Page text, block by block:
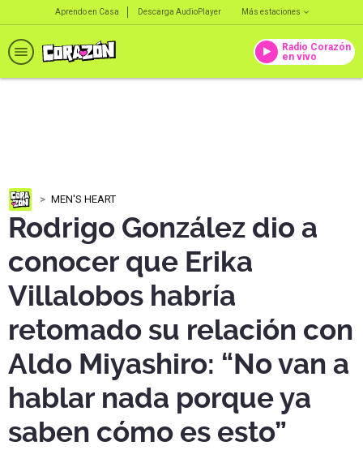
Aprendo en Casa Descarga AudioPlayer Más estaciones
Radio Corazón
en vivo
MEN'S HEART
Rodrigo González dio a
conocer que Erika
Villalobos habría
retomado su relación con
Aldo Miyashiro: “No van a
hablar nada porque ya
saben cómo es esto”